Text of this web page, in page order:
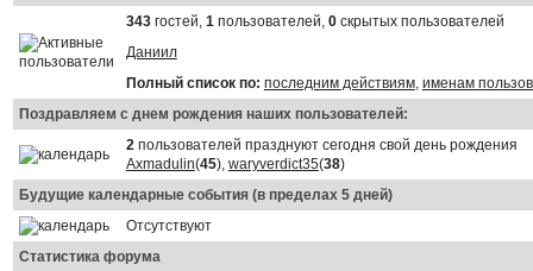
343гостей, 1пользователей, 0скрытых пользователей
Даниил
Полный список по: последним действиям, именам
Поздравляем с днем рождения наших пользователей:
2пользователей празднуют сегодня свой день рождения
Axmadulin(45), waryverdict35(38)
Будущие календарные события (в пределах 5 дней)
Отсутствуют
Статистика форума